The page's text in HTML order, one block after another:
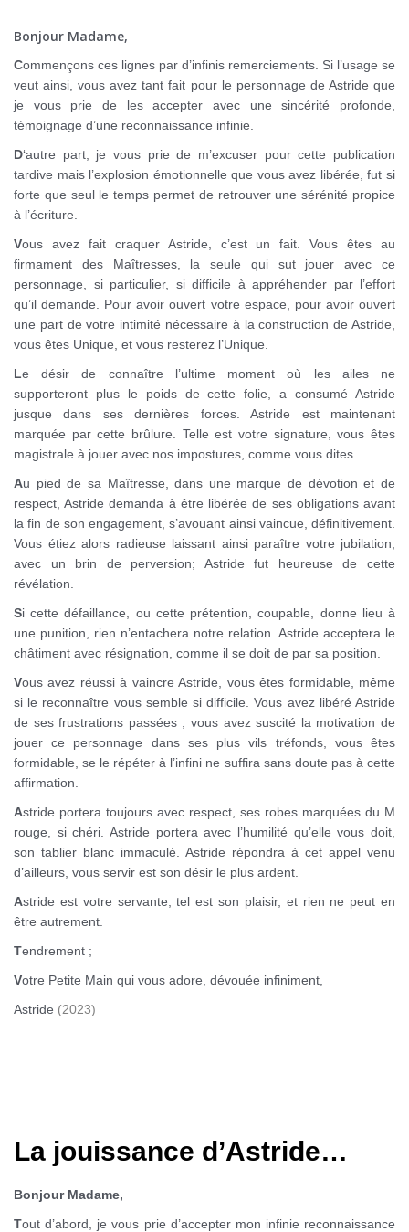
Bonjour Madame,
Commençons ces lignes par d’infinis remerciements. Si l’usage se
veut ainsi, vous avez tant fait pour le personnage de Astride que
je vous prie de les accepter avec une sincérité profonde,
témoignage d’une reconnaissance infinie.
D‘autre part, je vous prie de m’excuser pour cette publication
tardive mais l’explosion émotionnelle que vous avez libérée, fut si
forte que seul le temps permet de retrouver une sérénité propice
à l’écriture.
Vous avez fait craquer Astride, c’est un fait. Vous êtes au
firmament des Maîtresses, la seule qui sut jouer avec ce
personnage, si particulier, si difficile à appréhender par l’effort
qu’il demande. Pour avoir ouvert votre espace, pour avoir ouvert
une part de votre intimité nécessaire à la construction de Astride,
vous êtes Unique, et vous resterez l’Unique.
Le désir de connaître l’ultime moment où les ailes ne
supporteront plus le poids de cette folie, a consumé Astride
jusque dans ses dernières forces. Astride est maintenant
marquée par cette brûlure. Telle est votre signature, vous êtes
magistrale à jouer avec nos impostures, comme vous dites.
Au pied de sa Maîtresse, dans une marque de dévotion et de
respect, Astride demanda à être libérée de ses obligations avant
la fin de son engagement, s’avouant ainsi vaincue, définitivement.
Vous étiez alors radieuse laissant ainsi paraître votre jubilation,
avec un brin de perversion; Astride fut heureuse de cette
révélation.
Si cette défaillance, ou cette prétention, coupable, donne lieu à
une punition, rien n’entachera notre relation. Astride acceptera le
châtiment avec résignation, comme il se doit de par sa position.
Vous avez réussi à vaincre Astride, vous êtes formidable, même
si le reconnaître vous semble si difficile. Vous avez libéré Astride
de ses frustrations passées ; vous avez suscité la motivation de
jouer ce personnage dans ses plus vils tréfonds, vous êtes
formidable, se le répéter à l’infini ne suffira sans doute pas à cette
affirmation.
Astride portera toujours avec respect, ses robes marquées du M
rouge, si chéri. Astride portera avec l’humilité qu’elle vous doit,
son tablier blanc immaculé. Astride répondra à cet appel venu
d’ailleurs, vous servir est son désir le plus ardent.
Astride est votre servante, tel est son plaisir, et rien ne peut en
être autrement.
Tendrement ;
Votre Petite Main qui vous adore, dévouée infiniment,
Astride (2023)
La jouissance d’Astride…
Bonjour Madame,
Tout d’abord, je vous prie d’accepter mon infinie reconnaissance